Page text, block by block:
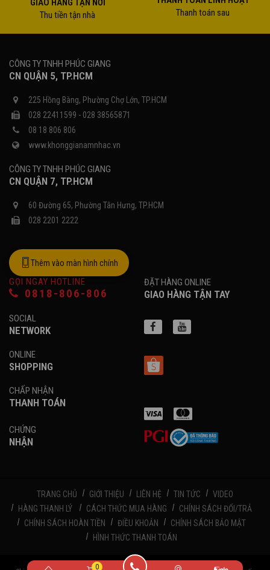
GIAO HÀNG TẬN NƠI
Thu tiền tận nhà
Thanh toán sau
CÔNG TY TNHH PHÚC GIANG
CN QUẬN 5, TP.HCM
225 Hồng Bàng, Phường Chợ Lớn, TP.HCM
028 22411599 - 028 38565871
08 18 806 806
www.khonggianamnhac.vn
CÔNG TY TNHH PHÚC GIANG
CN QUẬN 7, TP.HCM
60 Đường 65, Phường Tân Hưng, TP.HCM
028 2201 2222
Thêm vào màn hình chính
GỌI NGAY HOTLINE
0818-806-806
ĐẶT HÀNG ONLINE
GIAO HÀNG TẬN TAY
SOCIAL
NETWORK
ONLINE
SHOPPING
CHẤP NHẬN
THANH TOÁN
CHỨNG
NHẬN
TRANG CHỦ GIỚI THIỆU LIÊN HỆ TIN TỨC
VIDEO
HÀNG THANH LÝ
CÁCH THỨC MUA HÀNG
CHÍNH SÁCH ĐỔI/TRẢ
CHÍNH SÁCH HOÀN TIỀN
ĐIỀU KHOẢN
CHÍNH SÁCH BẢO MẬT
HÌNH THỨC THANH TOÁN
0